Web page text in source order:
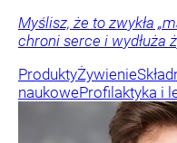
Myślisz, że to zwykła
chroni serce i wydłuża
ProduktyŻywienie
naukoweProfilaktyka i